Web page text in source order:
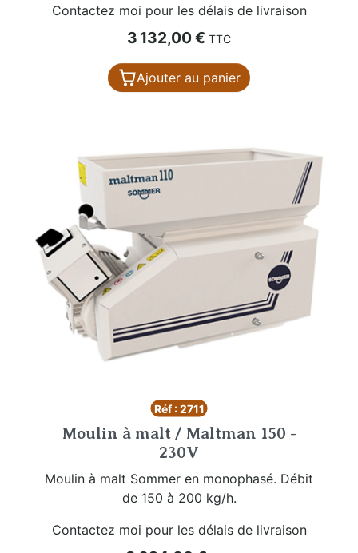
Contactez moi pour les délais de livraison
Prix
3 132,00 € TTC
Ajouter au panier
Réf : 2711
Moulin à malt / Maltman 150 -
230V
Moulin à malt Sommer en monophasé. Débit
de 150 à 200 kg/h.
Contactez moi pour les délais de livraison